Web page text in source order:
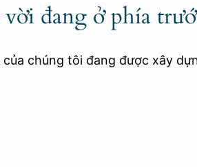
đang ở phía
chúng tôi đang được xây